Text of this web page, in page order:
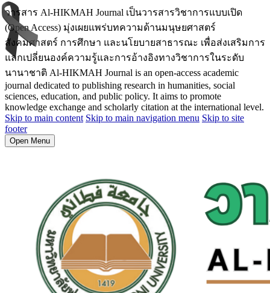
วารสาร Al-HIKMAH Journal เป็นวารสารวิชาการแบบเปิด
(Open Access) มุ่งเผยแพร่บทความด้านมนุษยศาสตร์
สังคมศาสตร์ การศึกษา และนโยบายสาธารณะ เพื่อส่งเสริมการ
แลกเปลี่ยนองค์ความรู้และการอ้างอิงทางวิชาการในระดับ
นานาชาติ Al-HIKMAH Journal is an open-access academic
journal dedicated to publishing research in humanities, social
sciences, education, and public policy. It aims to promote
knowledge exchange and scholarly citation at the international level.
Skip to main content Skip to main navigation menu Skip to site
footer
Open Menu